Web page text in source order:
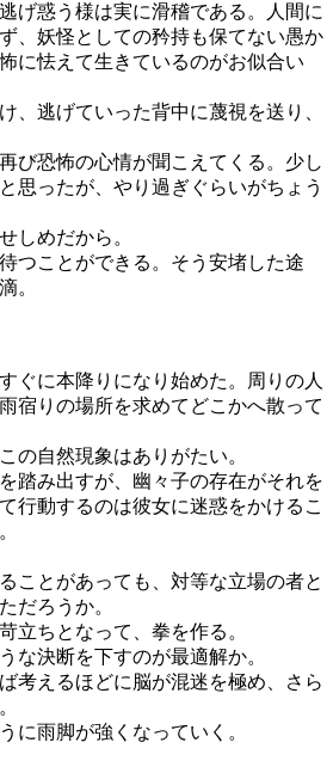
げ惑う様は実に滑稽である。人間に
、妖怪としての矜持も保てない愚か
に怯えて生きているのがお似合い
、逃げていった背中に蔑視を送り、
び恐怖の心情が聞こえてくる。少し
思ったが、やり過ぎぐらいがちょう
しめだから。
つことができる。そう安堵した途
。
ぐに本降りになり始めた。周りの人
宿りの場所を求めてどこかへ散って
の自然現象はありがたい。
踏み出すが、幽々子の存在がそれを
行動するのは彼女に迷惑をかけるこ
ことがあっても、対等な立場の者と
だろうか。
立ちとなって、拳を作る。
な決断を下すのが最適解か。
考えるほどに脳が混迷を極め、さら
に雨脚が強くなっていく。